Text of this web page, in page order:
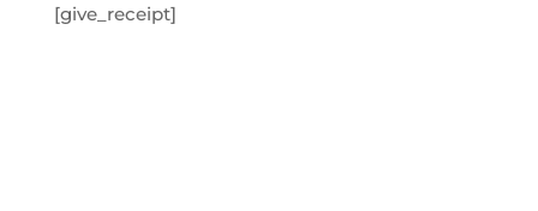
[give_receipt]